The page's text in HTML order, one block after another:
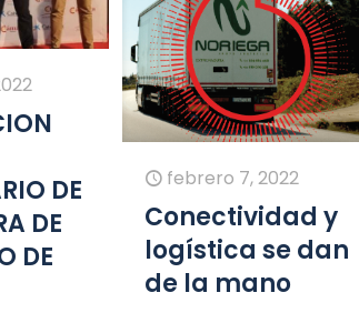
DE
DE
DE
febrero 7, 2022
Conectividad y
logística se dan
de la mano